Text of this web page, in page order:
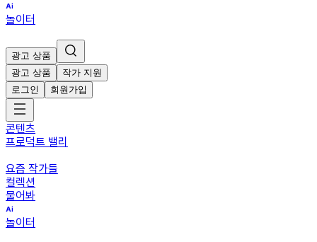
놀이터
광고 상품
광고 상품
작가 지원
로그인
회원가입
콘텐츠
프로덕트 밸리
요즘 작가들
컬렉션
물어봐
놀이터